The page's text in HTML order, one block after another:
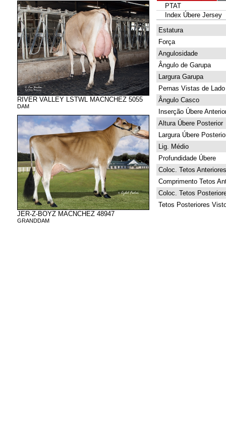
RIVER VALLEY LSTWL MACNCHEZ 5055
DAM
JER-Z-BOYZ MACNCHEZ 48947
GRANDDAM
PTAT
Index Úbere Jersey
Estatura
Força
Angulosidade
Ângulo de Garupa
Largura Garupa
Pernas Vistas de Lado
Ângulo Casco
Inserção Úbere
Altura Úbere Posterior
Largura Úbere
Lig. Médio
Profundidade Úbere
Coloc. Tetos Anteriores
Comprimento Tetos
Coloc. Tetos
Tetos Posteriores